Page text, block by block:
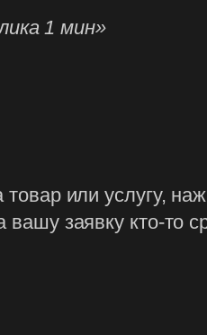
1 мин»
или услугу,
заявку кто-то